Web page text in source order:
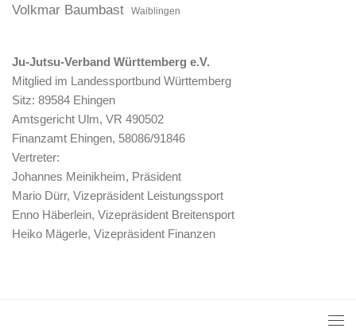
Volkmar Baumbast Waiblingen
Ju-Jutsu-Verband Württemberg e.V.
Mitglied im Landessportbund Württemberg
Sitz: 89584 Ehingen
Amtsgericht Ulm, VR 490502
Finanzamt Ehingen, 58086/91846
Vertreter:
Johannes Meinikheim, Präsident
Mario Dürr, Vizepräsident Leistungssport
Enno Häberlein, Vizepräsident Breitensport
Heiko Mägerle, Vizepräsident Finanzen